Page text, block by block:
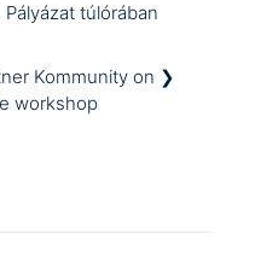
Pályázat túlórában
Kommunity on ❯
workshop